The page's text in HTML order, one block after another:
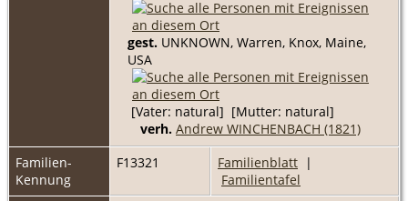
gest. UNKNOWN, Warren, Knox, Maine,
USA
[Vater: natural] [Mutter: natural]
verh. Andrew WINCHENBACH (1821)
Familien-
Kennung
F13321 Familienblatt |
Familientafel